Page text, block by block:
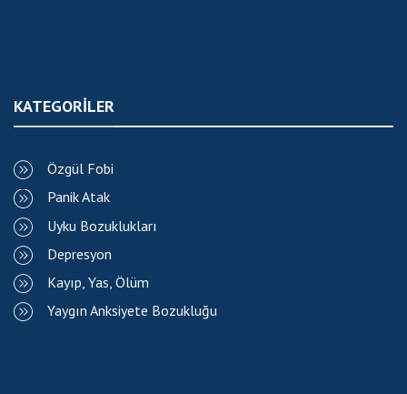
KATEGORİLER
Özgül Fobi
Panik Atak
Uyku Bozuklukları
Depresyon
Kayıp, Yas, Ölüm
Yaygın Anksiyete Bozukluğu